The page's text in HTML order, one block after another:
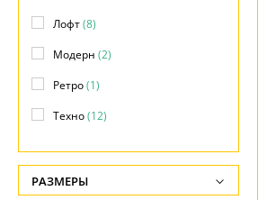
Лофт(8)
Модерн (2)
Ретро(1)
Техно(12)
РАЗМЕРЫ